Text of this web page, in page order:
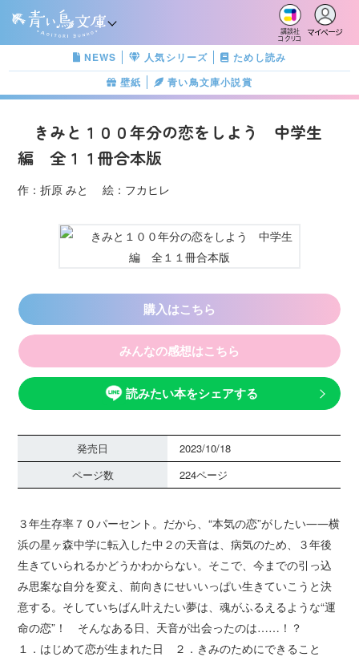
講談社
コクリコ
マイページ
NEWS 人気シリーズ
ためし読み
壁紙
青い鳥文庫小説賞
きみと１００年分の恋をしよう 中学生
編 全１１冊合本版
作：折原 みと 絵：フカヒレ
購入はこちら
みんなの感想はこちら
読みたい本をシェアする
発売日
2023/10/18
ページ数
224ページ
３年生存率７０パーセント。だから、“本気の恋”がしたい――横
浜の星ヶ森中学に転入した中２の天音は、病気のため、３年後
生きていられるかどうかわからない。そこで、今までの引っ込
み思案な自分を変え、前向きにせいいっぱい生きていこうと決
意する。そしていちばん叶えたい夢は、魂がふるえるような“運
命の恋”！ そんなある日、天音が出会ったのは……！？
１．はじめて恋が生まれた日 ２．きみのためにできること